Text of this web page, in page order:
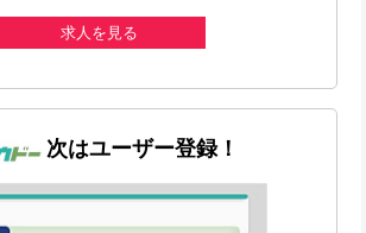
求人を見る
次はユーザー登録！